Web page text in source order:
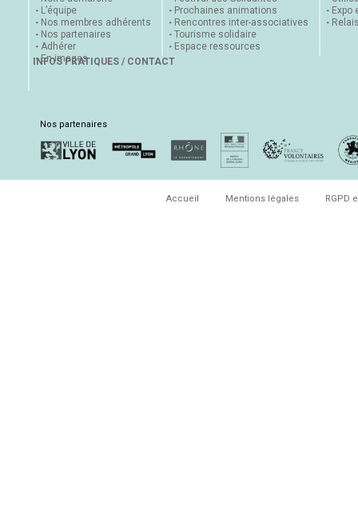
L’équipe
Nos membres adhérents
Nos partenaires
Adhérer
En images
Prochaines animations
Rencontres inter-associatives
Tourisme solidaire
Espace ressources
Expo
INFOS PRATIQUES / CONTACT
Nos partenaires
Accueil Mentions légales RGPD